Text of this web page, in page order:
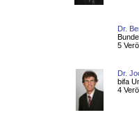
Dr.
5
Dr.
bifa
4